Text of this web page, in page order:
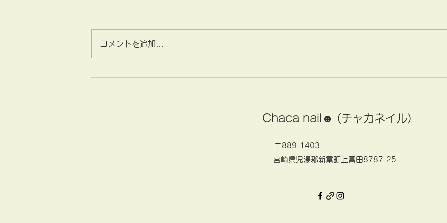
小ジワやたるみ気になる方必
父の
コメントを追加…
Chaca nail☻ (チャカネイル)
〒889-1403
​宮崎県児湯郡新富町上富田8787-25